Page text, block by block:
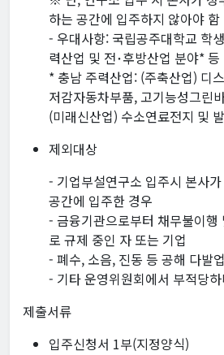
하는 공간에 입주하지 않아야 함
- 우대사항: 국립공주대학교 학
력산업 및 전･후방산업 분야* 등
* 충남 주력산업: (주축산업) 디
저감자동차부품, 고기능성그린
(미래신산업) 수소연료전지 및
제외대상
- 기업부설연구소 입주시 본사
공간에 입주한 경우
- 금융기관으로부터 채무불이행
로 규제 중인 자 또는 기업
- 폐수, 소음, 진동 등 공해 다발
- 기타 운영위원회에서 부적당
제출서류
입주신청서 1부(지정양식)